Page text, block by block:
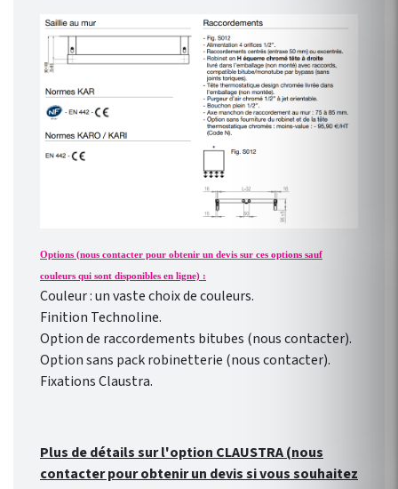
Options (nous contacter pour obtenir un devis sur ces options sauf
couleurs qui sont disponibles en ligne) :
Couleur : un vaste choix de couleurs.
Finition Technoline.
Option de raccordements bitubes (nous contacter).
Option sans pack robinetterie (nous contacter).
Fixations Claustra.
Plus de détails sur l'option CLAUSTRA (nous
contacter pour obtenir un devis si vous souhaitez